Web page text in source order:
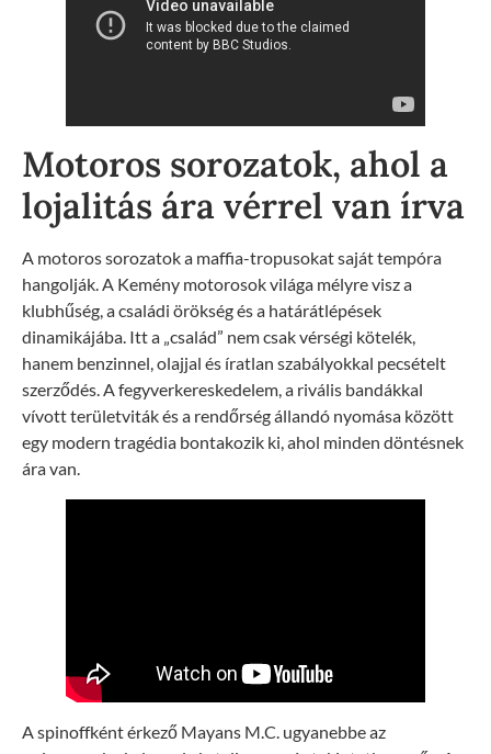
Motoros sorozatok, ahol a
lojalitás ára vérrel van írva
A motoros sorozatok a maffia-tropusokat saját tempóra
hangolják. A Kemény motorosok világa mélyre visz a
klubhűség, a családi örökség és a határátlépések
dinamikájába. Itt a „család” nem csak vérségi kötelék,
hanem benzinnel, olajjal és íratlan szabályokkal pecsételt
szerződés. A fegyverkereskedelem, a rivális bandákkal
vívott területviták és a rendőrség állandó nyomása között
egy modern tragédia bontakozik ki, ahol minden döntésnek
ára van.
A spinoffként érkező Mayans M.C. ugyanebbe az